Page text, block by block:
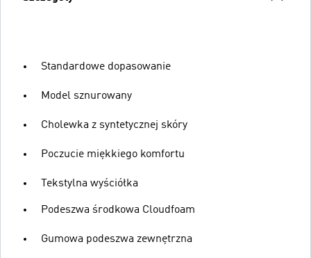
Standardowe dopasowanie
Model sznurowany
Cholewka z syntetycznej skóry
Poczucie miękkiego komfortu
Tekstylna wyściółka
Podeszwa środkowa Cloudfoam
Gumowa podeszwa zewnętrzna